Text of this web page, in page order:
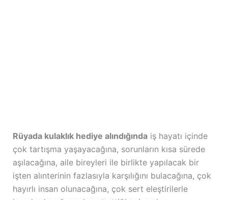
Rüyada kulaklık hediye alındığındaiş hayatı içinde
çok tartışma yaşayacağına, sorunların kısa sürede
aşılacağına, aile bireyleri ile birlikte yapılacak bir
işten alınterinin fazlasıyla karşılığını bulacağına, çok
hayırlı insan olunacağına, çok sert eleştirilerle